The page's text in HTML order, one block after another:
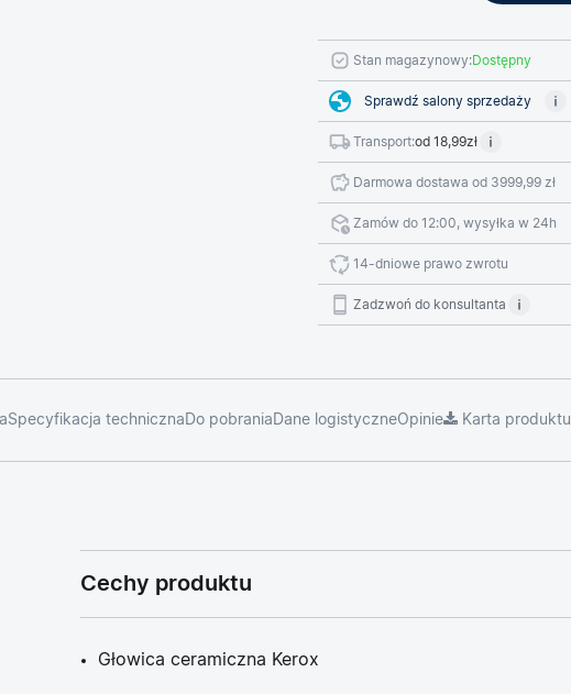
Stan magazynowy:Dostępny
Sprawdź salony sprzedaży
Transport:od 18,99zł
Darmowa dostawa od 3999,99 zł
Zamów do 12:00, wysyłka w 24h
14-dniowe prawo zwrotu
Zadzwoń do konsultanta
Specyfikacja techniczna Do pobrania Dane logistyczneOpinie Karta produktu
Cechy produktu
Głowica ceramiczna Kerox